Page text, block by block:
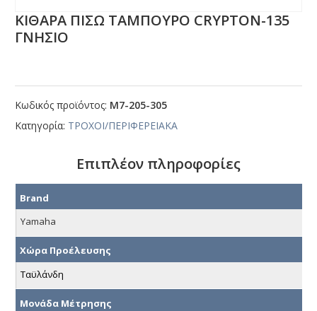
ΚΙΘΑΡΑ ΠΙΣΩ ΤΑΜΠΟΥΡΟ CRΥΡΤΟΝ-135
ΓΝΗΣΙΟ
Κωδικός προϊόντος: Μ7-205-305
Κατηγορία: ΤΡΟΧΟΙ/ΠΕΡΙΦΕΡΕΙΑΚΑ
Επιπλέον πληροφορίες
Brand
Yamaha
Χώρα Προέλευσης
Ταϋλάνδη
Μονάδα Μέτρησης